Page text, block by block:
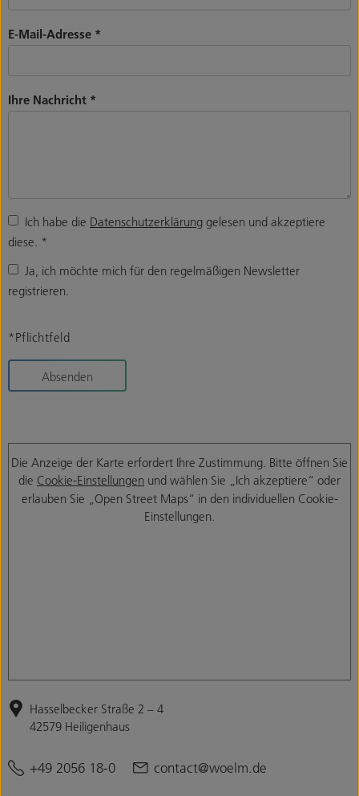
E-Mail-Adresse *
Ihre Nachricht *
Ich habe die Datenschutzerklärung gelesen und akzeptiere
diese. *
Ja, ich möchte mich für den regelmäßigen Newsletter
registrieren.
*Pflichtfeld
Absenden
Die Anzeige der Karte erfordert Ihre Zustimmung. Bitte öffnen Sie
die Cookie-Einstellungen und wählen Sie „Ich akzeptiere“ oder
erlauben Sie „Open Street Maps“ in den individuellen Cookie-
Einstellungen.
Hasselbecker Straße 2 – 4
42579 Heiligenhaus
+49 2056 18-0 contact@woelm.de